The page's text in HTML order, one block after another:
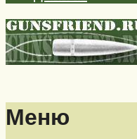
Меню